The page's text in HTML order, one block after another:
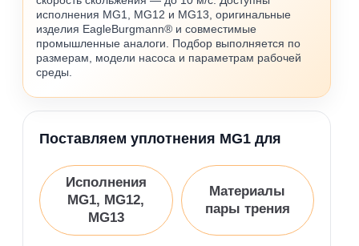
исполнения MG1, MG12 и MG13, оригинальные
изделия EagleBurgmann® и совместимые
промышленные аналоги. Подбор выполняется по
размерам, модели насоса и параметрам рабочей
среды.
Поставляем уплотнения MG1 для
Исполнения
MG1, MG12,
MG13
Материалы
пары трения